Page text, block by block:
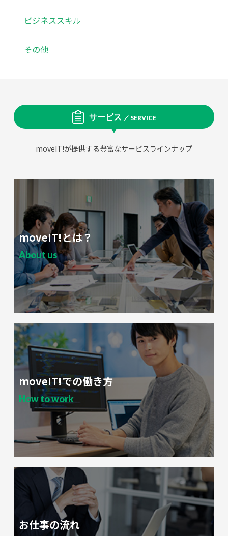
ビジネススキル
その他
サービス ／ SERVICE
moveIT!が提供する豊富なサービスラインナップ
moveIT!とは？
About us
moveIT!での働き方
How to work
お仕事の流れ